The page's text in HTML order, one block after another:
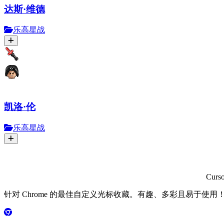
达斯·维德
乐高星战
凯洛·伦
乐高星战
针对 Chrome 的最佳自定义光标收藏。有趣、多彩且易于使用！